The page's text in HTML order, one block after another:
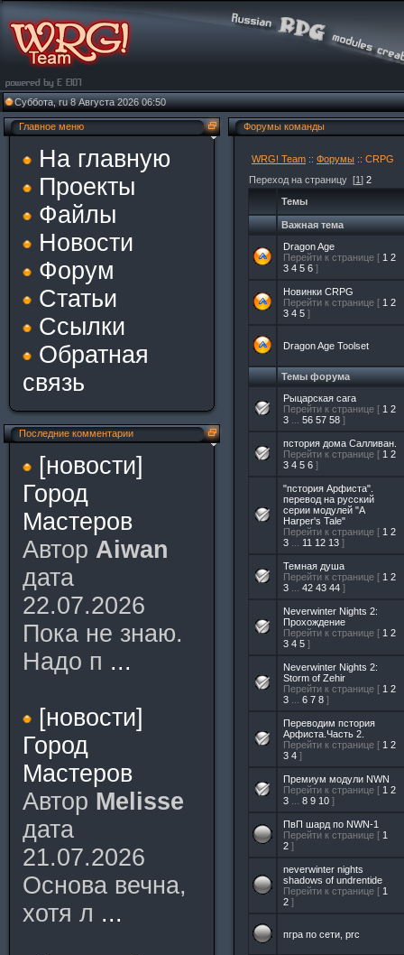
Суббота, ru 8 Августа 2026 06:50
Главное меню
На главную
Проекты
Файлы
Новости
Форум
Статьи
Ссылки
Обратная
связь
Последние комментарии
[новости]
Город
Мастеров
Автор Aiwan
дата
22.07.2026
Пока не знаю.
Надо п ...
[новости]
Город
Мастеров
Автор Melisse
дата
21.07.2026
Основа вечна,
хотя л ...
Форумы команды
WRG! Team :: Форумы :: CRPG
Переход на страницу [1] 2
Темы
Важная тема
Dragon Age
Перейти к странице [ 1 2
3 4 5 6 ]
Новинки CRPG
Перейти к странице [ 1 2
3 4 5 ]
Dragon Age Toolset
Темы форума
Рыцарская сага
Перейти к странице [ 1 2
3
56 57 58 ]
пстория дома Салливан.
Перейти к странице [ 1 2
3 4 5 6 ]
"пстория Арфиста".
перевод на русский
серии модулей "A
Harper's Tale"
Перейти к странице [ 1 2
3
11 12 13 ]
Темная душа
Перейти к странице [ 1 2
3
42 43 44 ]
Neverwinter Nights 2:
Прохождение
Перейти к странице [ 1 2
3 4 5 ]
Neverwinter Nights 2:
Storm of Zehir
Перейти к странице [ 1 2
3
6 7 8 ]
Переводим пстория
Арфиста.Часть 2.
Перейти к странице [ 1 2
3 4 ]
Премиум модули NWN
Перейти к странице [ 1 2
3
8 9 10 ]
ПвП шард по NWN-1
Перейти к странице [ 1
2 ]
neverwinter nights
shadows of undrentide
Перейти к странице [ 1
2 ]
пгра по сети, prc